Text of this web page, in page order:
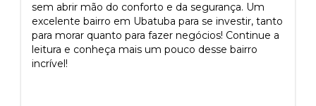
sem abrir mão do conforto e da segurança. Um
excelente bairro em Ubatuba para se investir, tanto
para morar quanto para fazer negócios! Continue a
leitura e conheça mais um pouco desse bairro
incrível!